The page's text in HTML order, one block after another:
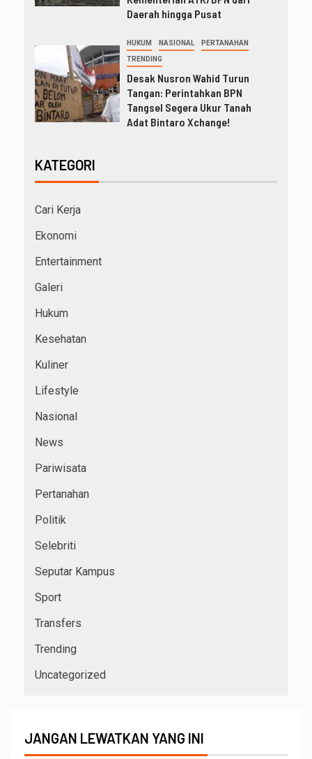
Daerah hingga Pusat
HUKUM NASIONAL PERTANAHAN
TRENDING
Desak Nusron Wahid Turun
Tangan: Perintahkan BPN
Tangsel Segera Ukur Tanah
Adat Bintaro Xchange!
KATEGORI
Cari Kerja
Ekonomi
Entertainment
Galeri
Hukum
Kesehatan
Kuliner
Lifestyle
Nasional
News
Pariwisata
Pertanahan
Politik
Selebriti
Seputar Kampus
Sport
Transfers
Trending
Uncategorized
JANGAN LEWATKAN YANG INI